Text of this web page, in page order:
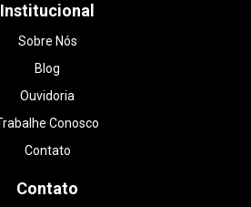
Institucional
Sobre Nós
Blog
Ouvidoria
Conosco
Contato
Contato